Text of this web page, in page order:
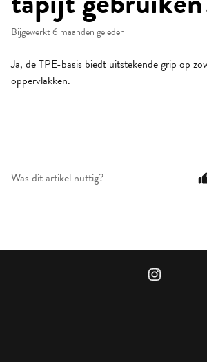
Bijgewerkt6 maanden geleden
Ja, de TPE-basis biedt uitstekende grip op
oppervlakken.
Was dit artikel nuttig?